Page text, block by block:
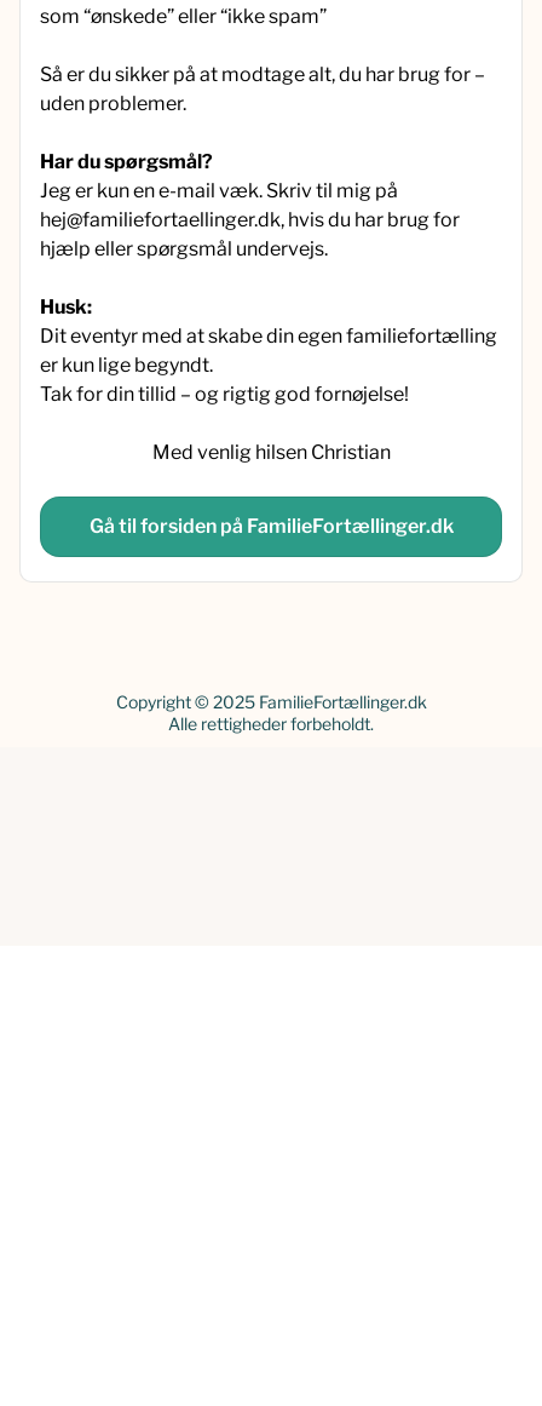
som “ønskede” eller “ikke spam”
Så er du sikker på at modtage alt, du har brug for –
uden problemer.
Har du spørgsmål?
Jeg er kun en e-mail væk. Skriv til mig på
hej@familiefortaellinger.dk, hvis du har brug for
hjælp eller spørgsmål undervejs.
Husk:
Dit eventyr med at skabe din egen familiefortælling
er kun lige begyndt.
Tak for din tillid – og rigtig god fornøjelse!
Med venlig hilsen Christian
Gå til forsiden på FamilieFortællinger.dk
Copyright © 2025 FamilieFortællinger.dk
Alle rettigheder forbeholdt.